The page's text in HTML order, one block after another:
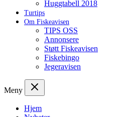
Huggtabell 2018
Turtips
Om Fiskeavisen
TIPS OSS
Annonsere
Støtt Fiskeavisen
Fiskebingo
Jegeravisen
Meny
Hjem